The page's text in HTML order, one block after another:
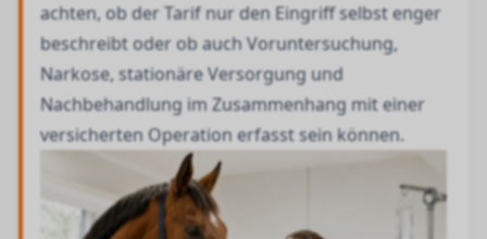
achten, ob der Tarif nur den Eingriff selbst enger
beschreibt oder ob auch Voruntersuchung,
Narkose, stationäre Versorgung und
Nachbehandlung im Zusammenhang mit einer
versicherten Operation erfasst sein können.